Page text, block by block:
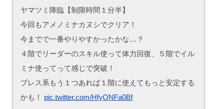
ヤマツミ降臨【制限時間１分半】
今回もアメノミナカヌシでクリア！
今までで一番やりやすかったかな…？
４階でリーダーのスキル使って体力回復、５階でイル
ミナ使ってって感じで突破！
ブレス系もう１つあれば１階に使えてもっと安定する
かも！ pic.twitter.com/HfyONFa0Bf